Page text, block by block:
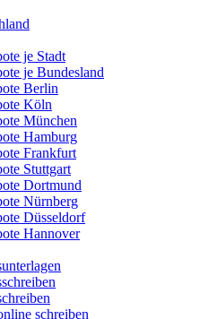
je Stadt
je Bundesland
Berlin
Köln
München
Hamburg
Frankfurt
Stuttgart
Dortmund
Nürnberg
Düsseldorf
Hannover
schreiben